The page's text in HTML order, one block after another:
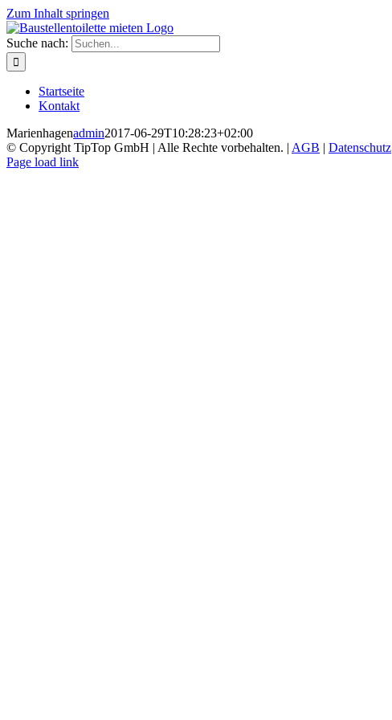
Zum Inhalt springen
Suche nach:
Startseite
Kontakt
Marienhagenadmin2017-06-29T10:28:23+02:00
© Copyright TipTop GmbH | Alle Rechte vorbehalten. | AGB | Datenschutz
Page load link